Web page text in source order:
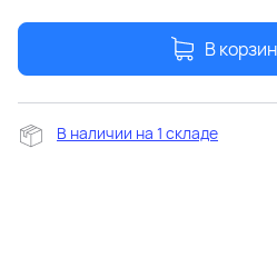
В
В наличии на 1 складе